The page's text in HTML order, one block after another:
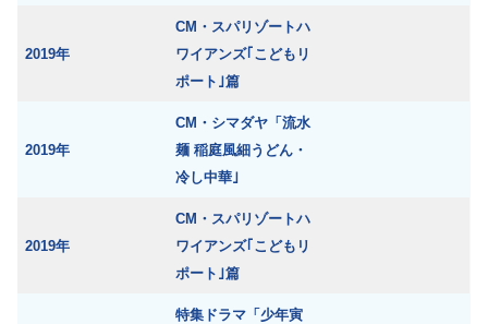
2019年
CM・スパリゾートハ
ワイアンズ｢こどもリ
ポート｣篇
2019年
CM・シマダヤ「流水
麺 稲庭風細うどん・
冷し中華｣
2019年
CM・スパリゾートハ
ワイアンズ｢こどもリ
ポート｣篇
特集ドラマ「少年寅